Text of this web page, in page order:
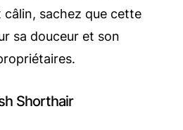
câlin, sachez que cette
sa douceur et son
Shorthair